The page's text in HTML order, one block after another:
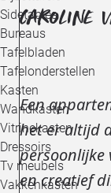
Sidetables
Bureaus
Tafelbladen
Tafelonderstellen
Kasten
Wandkasten
Vitrinekasten
Dressoirs
Tv meubels
Vakkenkasten
CAROLINE
Een
het er altijd
persoonlijke
en creatief